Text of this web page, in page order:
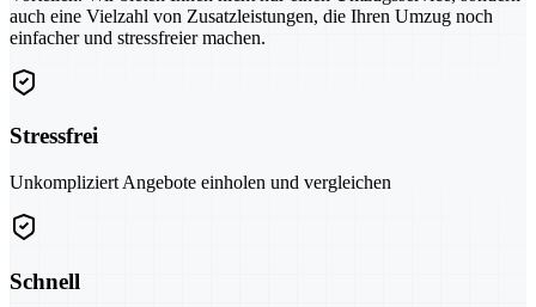
auch eine Vielzahl von Zusatzleistungen, die Ihren Umzug noch
einfacher und stressfreier machen.
Stressfrei
Unkompliziert Angebote einholen und vergleichen
Schnell